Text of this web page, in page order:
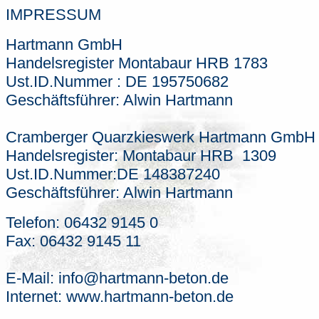
IMPRESSUM
Hartmann GmbH
Handelsregister Montabaur HRB 1783
Ust.ID.Nummer : DE 195750682
Geschäftsführer: Alwin Hartmann
Cramberger Quarzkieswerk Hartmann GmbH
Handelsregister: Montabaur HRB 1309
Ust.ID.Nummer:DE 148387240
Geschäftsführer: Alwin Hartmann
Telefon: 06432 9145 0
Fax: 06432 9145 11
E-Mail: info@hartmann-beton.de
Internet: www.hartmann-beton.de